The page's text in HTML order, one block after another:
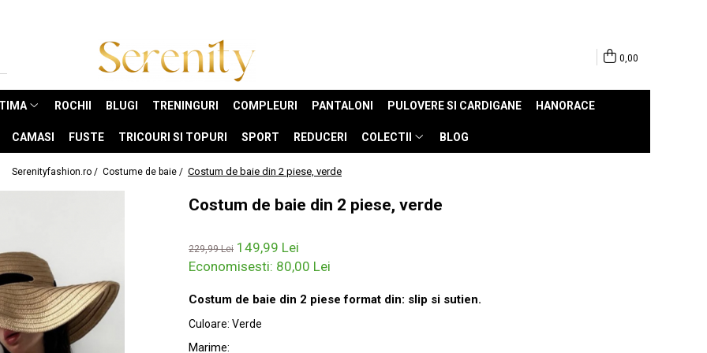
0,00
ROCHII BLUGI TRENINGURI COMPLEURI PANTALONI PULOVERE SI CARDIGANE HANORACE
CAMASI FUSTE TRICOURI SI TOPURI SPORT REDUCERI COLECTII BLOG
Serenityfashion.ro / Costume de baie / Costum de baie din 2 piese, verde
Costum de baie din 2 piese, verde
229,99 Lei 149,99 Lei
Economisesti: 80,00 Lei
Costum de baie din 2 piese format din: slip si sutien.
Culoare: Verde
Marime: